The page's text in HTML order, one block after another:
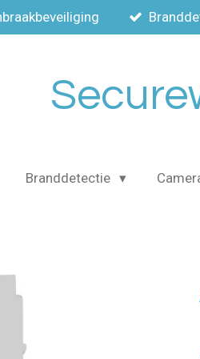
Branddetectie